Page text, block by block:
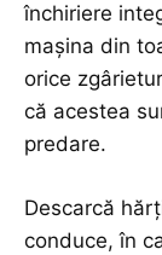
închiriere
mașina din
orice
că acestea
predare.
Descarcă
conduce, în